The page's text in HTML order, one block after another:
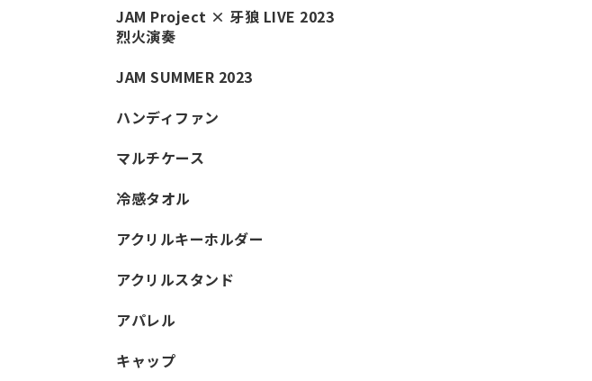
JAM Project × 牙狼 LIVE 2023
烈火演奏
JAM SUMMER 2023
ハンディファン
マルチケース
冷感タオル
アクリルキーホルダー
アクリルスタンド
アパレル
キャップ